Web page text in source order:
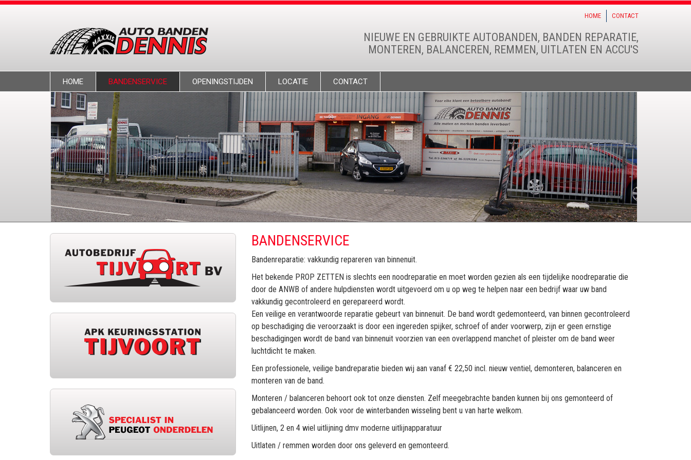
HOME CONTACT
NIEUWE EN GEBRUIKTE AUTOBANDEN, BANDEN REPARATIE,
MONTEREN, BALANCEREN, REMMEN, UITLATEN EN ACCU'S
HOME BANDENSERVICE OPENINGSTIJDEN LOCATIE CONTACT
BANDENSERVICE
Bandenreparatie: vakkundig repareren van binnenuit.
Het bekende PROP ZETTEN is slechts een noodreparatie en moet worden gezien als een tijdelijke noodreparatie die
door de ANWB of andere hulpdiensten wordt uitgevoerd om u op weg te helpen naar een bedrijf waar uw band
vakkundig gecontroleerd en gerepareerd wordt.
Een veilige en verantwoorde reparatie gebeurt van binnenuit. De band wordt gedemonteerd, van binnen gecontroleerd
op beschadiging die veroorzaakt is door een ingereden spijker, schroef of ander voorwerp, zijn er geen ernstige
beschadigingen wordt de band van binnenuit voorzien van een overlappend manchet of pleister om de band weer
luchtdicht te maken.
Een professionele, veilige bandreparatie bieden wij aan vanaf € 22,50 incl. nieuw ventiel, demonteren, balanceren en
monteren van de band.
Monteren / balanceren behoort ook tot onze diensten. Zelf meegebrachte banden kunnen bij ons gemonteerd of
gebalanceerd worden. Ook voor de winterbanden wisseling bent u van harte welkom.
Uitlijnen, 2 en 4 wiel uitlijning dmv moderne uitlijnapparatuur
Uitlaten / remmen worden door ons geleverd en gemonteerd.